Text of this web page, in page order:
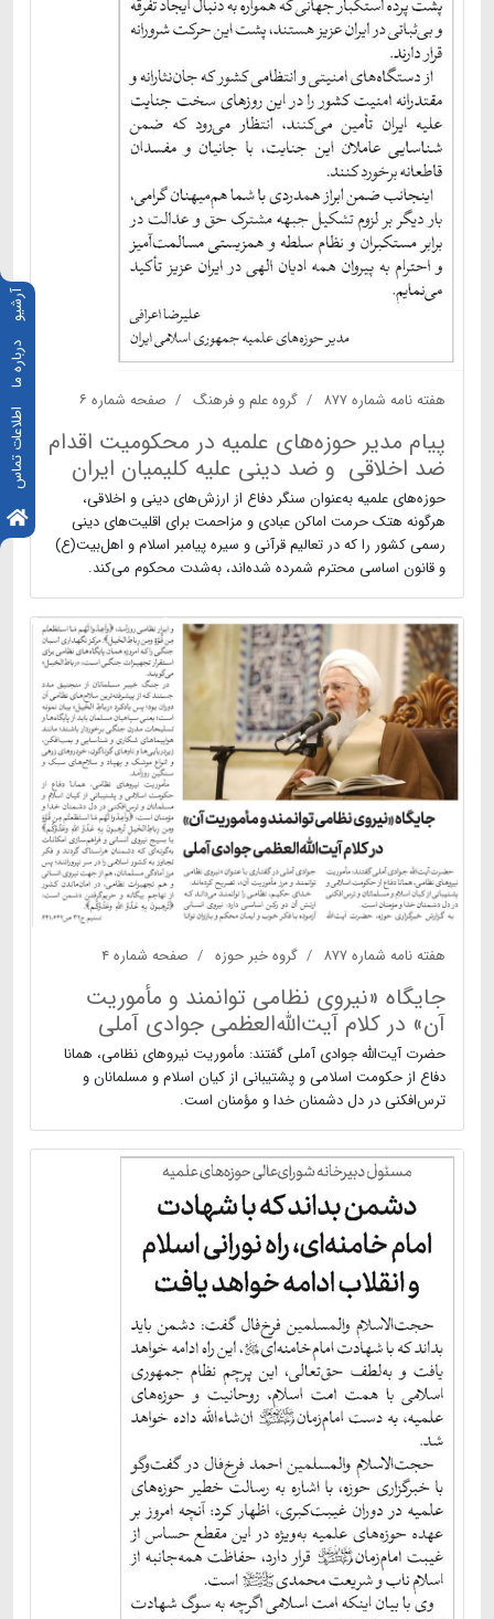
آرشیو
درباره ما
اطلاعات تماس
هفته نامه شماره ۸۷۷ گروه علم و فرهنگ صفحه شماره ۶
پیام مدیر حوزه‌های علمیه در محکومیت اقدام
ضد اخلاقی و ضد دینی علیه کلیمیان ایران
حوزه‌های علمیه به‌عنوان سنگر دفاع از ارزش‌های دینی و اخلاقی،
هرگونه هتک حرمت اماکن عبادی و مزاحمت برای اقلیت‌های دینی
رسمی کشور را که در تعالیم قرآنی و سیره پیامبر اسلام و اهل‌بیت(ع)
و قانون اساسی محترم شمرده شده‌اند، به‌شدت محکوم می‌کند.
هفته نامه شماره ۸۷۷ گروه خبر حوزه صفحه شماره ۴
جایگاه «نیروی نظامی توانمند و مأموریت
آن» در کلام آیت‌الله‌العظمی جوادی آملی
حضرت آیت‌الله جوادی آملی گفتند: مأموریت نیروهای نظامی، همانا
دفاع از حکومت اسلامی و پشتیبانی از کیان اسلام و مسلمانان و
ترس‌افکنی در دل دشمنان خدا و مؤمنان است.